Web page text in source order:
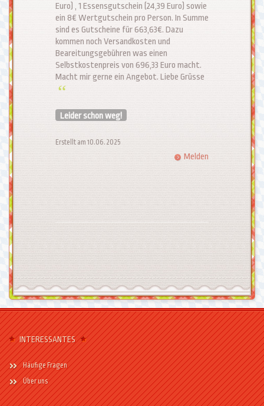
Euro) , 1 Essensgutschein (24,39 Euro) sowie
ein 8€ Wertgutschein pro Person. In Summe
sind es Gutscheine für 663,63€. Dazu
kommen noch Versandkosten und
Beareitungsgebühren was einen
Selbstkostenpreis von 696,33 Euro macht.
Macht mir gerne ein Angebot. Liebe Grüsse
Leider schon weg!
Erstellt am 10.06.2025
Melden
INTERESSANTES
Häufige Fragen
Über uns